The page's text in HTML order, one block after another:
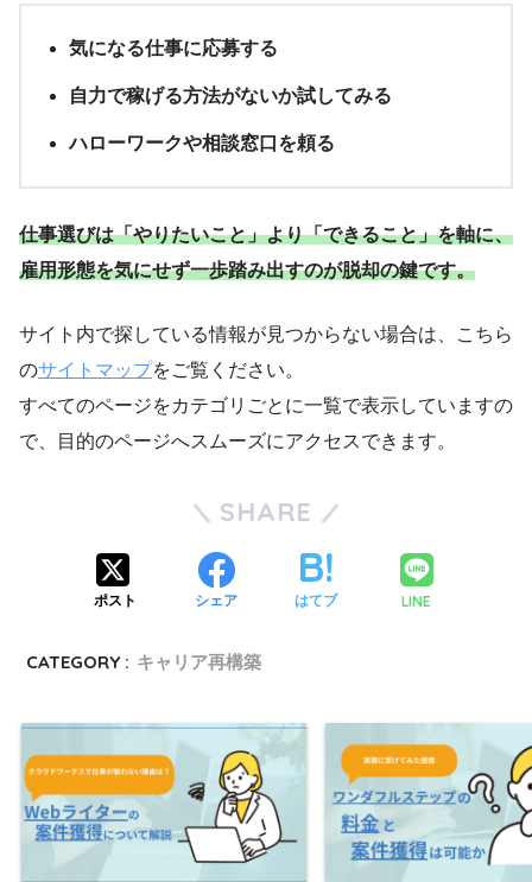
気になる仕事に応募する
自力で稼げる方法がないか試してみる
ハローワークや相談窓口を頼る
仕事選びは「やりたいこと」より「できること」を軸に、
雇用形態を気にせず一歩踏み出すのが脱却の鍵です。
サイト内で探している情報が見つからない場合は、こちら
のサイトマップをご覧ください。
すべてのページをカテゴリごとに一覧で表示していますの
で、目的のページへスムーズにアクセスできます。
SHARE
ポスト シェア はてブ LINE
CATEGORY : キャリア再構築